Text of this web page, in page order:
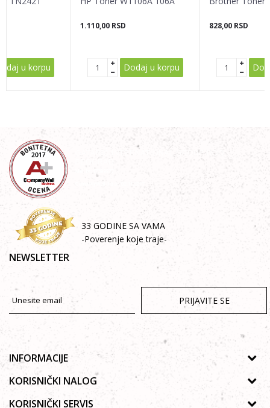
POŠALJI
u korpu
1.110,00 RSD
Dodaj u korpu
828,00 RSD
33 GODINE SA VAMA
-Poverenje koje traje-
NEWSLETTER
PRIJAVITE SE
INFORMACIJE
O nama
KORISNIČKI NALOG
Uputsvo za registraciju
KORISNIČKI SERVIS